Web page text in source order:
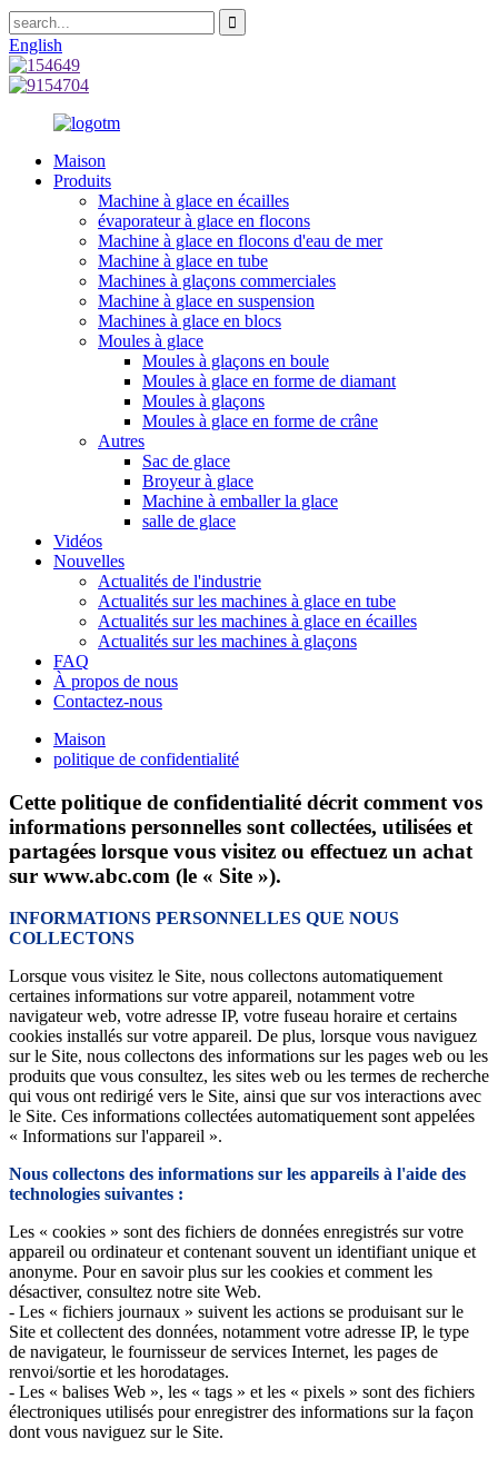
English
Maison
Produits
Machine à glace en écailles
évaporateur à glace en flocons
Machine à glace en flocons d'eau de mer
Machine à glace en tube
Machines à glaçons commerciales
Machine à glace en suspension
Machines à glace en blocs
Moules à glace
Moules à glaçons en boule
Moules à glace en forme de diamant
Moules à glaçons
Moules à glace en forme de crâne
Autres
Sac de glace
Broyeur à glace
Machine à emballer la glace
salle de glace
Vidéos
Nouvelles
Actualités de l'industrie
Actualités sur les machines à glace en tube
Actualités sur les machines à glace en écailles
Actualités sur les machines à glaçons
FAQ
À propos de nous
Contactez-nous
Maison
politique de confidentialité
Cette politique de confidentialité décrit comment vos
informations personnelles sont collectées, utilisées et
partagées lorsque vous visitez ou effectuez un achat
sur www.abc.com (le « Site »).
INFORMATIONS PERSONNELLES QUE NOUS
COLLECTONS
Lorsque vous visitez le Site, nous collectons automatiquement
certaines informations sur votre appareil, notamment votre
navigateur web, votre adresse IP, votre fuseau horaire et certains
cookies installés sur votre appareil. De plus, lorsque vous naviguez
sur le Site, nous collectons des informations sur les pages web ou les
produits que vous consultez, les sites web ou les termes de recherche
qui vous ont redirigé vers le Site, ainsi que sur vos interactions avec
le Site. Ces informations collectées automatiquement sont appelées
« Informations sur l'appareil ».
Nous collectons des informations sur les appareils à l'aide des
technologies suivantes :
Les « cookies » sont des fichiers de données enregistrés sur votre
appareil ou ordinateur et contenant souvent un identifiant unique et
anonyme. Pour en savoir plus sur les cookies et comment les
désactiver, consultez notre site Web.
- Les « fichiers journaux » suivent les actions se produisant sur le
Site et collectent des données, notamment votre adresse IP, le type
de navigateur, le fournisseur de services Internet, les pages de
renvoi/sortie et les horodatages.
- Les « balises Web », les « tags » et les « pixels » sont des fichiers
électroniques utilisés pour enregistrer des informations sur la façon
dont vous naviguez sur le Site.